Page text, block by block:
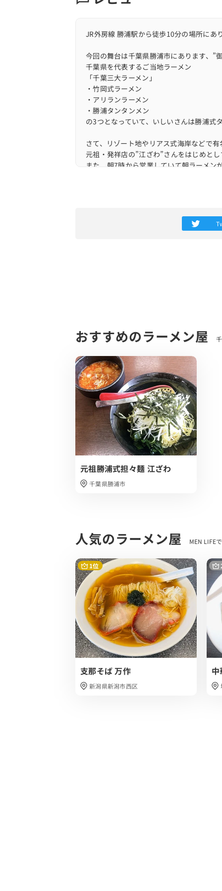
JR外房線 勝浦駅から徒歩10分の場所にあ
今回の舞台は千葉県勝浦市にあります、”
千葉県を代表するご当地ラーメン
「千葉三大ラーメン」
・竹岡式ラーメン
・アリランラーメン
・勝浦タンタンメン
の3つとなっていて、いしいさんは勝浦式
さて、リゾート地やリアス式海岸などで
元祖・発祥店の”江ざわ”さんをはじめと
また、朝7時から営業していて朝ラーメン
いしいさんは座敷席と、店外にパラソル
基本的に混雑時は席に余りがある場合、
あ…美味しい！！
辛さだけの主張ではなく、ベースとなる
ラー油に関しては自家製で作っているそう
麺は中太のストレート麺でした。若干の
旨辛のスープとの相性は抜群でした。
トッピングは、 玉ねぎ、ひき肉、白ごま
玉ねぎとひき肉の大仕事ぶりが非常に素
スープと麺、それぞれに最高のアクセン
辛い物が苦手で、勝浦式タンタンメンが
担々麵がお好きな方全てにオススメした
おすすめのラーメン屋
元祖勝浦式担々麺 江ざわ
千葉県勝浦市
人気のラーメン屋 MEN LIFE
1位
支那そば 万作
新潟県新潟市西区